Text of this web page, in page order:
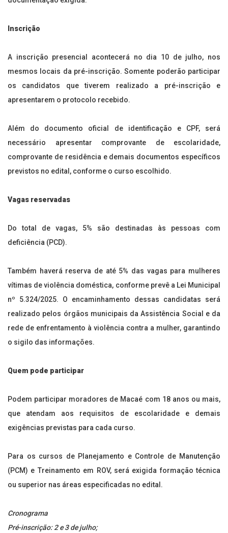
Inscrição
A inscrição presencial acontecerá no dia 10 de julho, nos
mesmos locais da pré-inscrição. Somente poderão participar
os candidatos que tiverem realizado a pré-inscrição e
apresentarem o protocolo recebido.
Além do documento oficial de identificação e CPF, será
necessário apresentar comprovante de escolaridade,
comprovante de residência e demais documentos específicos
previstos no edital, conforme o curso escolhido.
Vagas reservadas
Do total de vagas, 5% são destinadas às pessoas com
deficiência (PCD).
Também haverá reserva de até 5% das vagas para mulheres
vítimas de violência doméstica, conforme prevê a Lei Municipal
nº 5.324/2025. O encaminhamento dessas candidatas será
realizado pelos órgãos municipais da Assistência Social e da
rede de enfrentamento à violência contra a mulher, garantindo
o sigilo das informações.
Quem pode participar
Podem participar moradores de Macaé com 18 anos ou mais,
que atendam aos requisitos de escolaridade e demais
exigências previstas para cada curso.
Para os cursos de Planejamento e Controle de Manutenção
(PCM) e Treinamento em ROV, será exigida formação técnica
ou superior nas áreas especificadas no edital.
Cronograma
Pré-inscrição: 2 e 3 de julho;